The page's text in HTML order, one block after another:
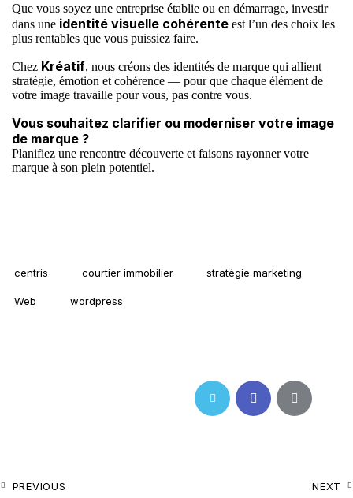
Que vous soyez une entreprise établie ou en démarrage, investir
dans une identité visuelle cohérente est l’un des choix les
plus rentables que vous puissiez faire.
Chez Kréatif, nous créons des identités de marque qui allient
stratégie, émotion et cohérence — pour que chaque élément de
votre image travaille pour vous, pas contre vous.
Vous souhaitez clarifier ou moderniser votre image
de marque ?
Planifiez une rencontre découverte et faisons rayonner votre
marque à son plein potentiel.
centris courtier immobilier stratégie marketing
Web wordpress
PREVIOUS NEXT